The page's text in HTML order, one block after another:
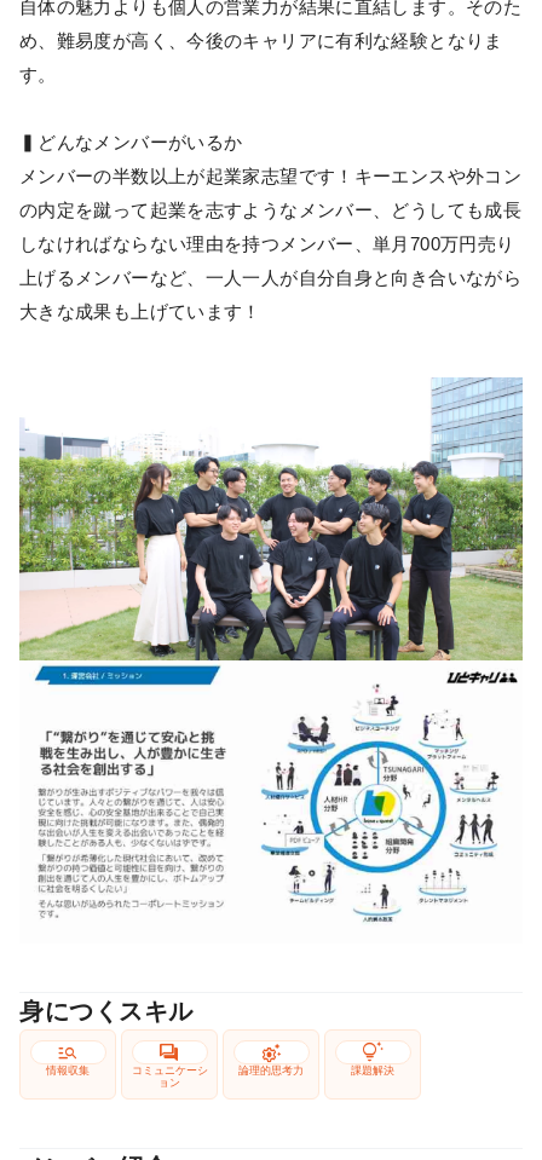
自体の魅力よりも個人の営業力が結果に直結します。そのた
め、難易度が高く、今後のキャリアに有利な経験となりま
す。
▍どんなメンバーがいるか
メンバーの半数以上が起業家志望です！キーエンスや外コン
の内定を蹴って起業を志すようなメンバー、どうしても成長
しなければならない理由を持つメンバー、単月700万円売り
上げるメンバーなど、一人一人が自分自身と向き合いながら
大きな成果も上げています！
身につくスキル
manage_search
情報収集
forum
コミュニケーシ
ョン
settings_suggest
論理的思考力
tips_and_updates
課題解決